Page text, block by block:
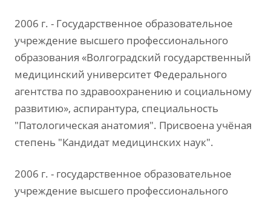
2006 г. - Государственное образовательное
учреждение высшего профессионального
образования «Волгоградский государственный
медицинский университет Федерального
агентства по здравоохранению и социальному
развитию», аспирантура, специальность
"Патологическая анатомия". Присвоена учёная
степень "Кандидат медицинских наук".
2006 г. - государственное образовательное
учреждение высшего профессионального